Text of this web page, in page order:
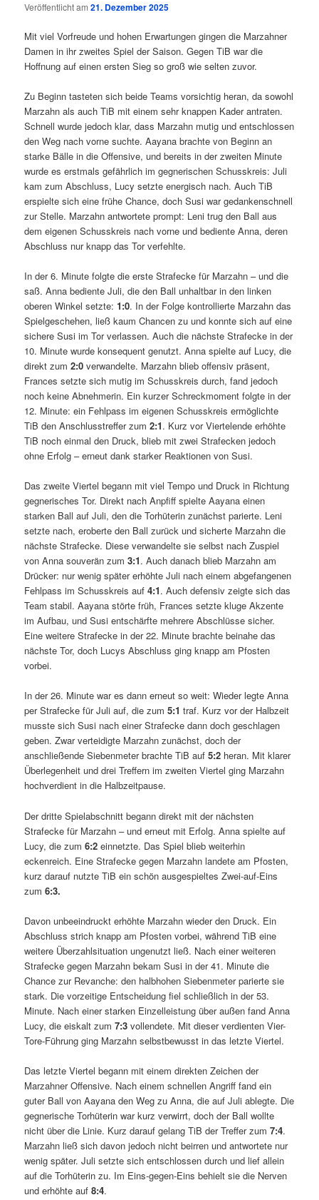
Veröffentlicht am21. Dezember 2025
Mit viel Vorfreude und hohen Erwartungen gingen die Marzahner
Damen in ihr zweites Spiel der Saison. Gegen TiB war die
Hoffnung auf einen ersten Sieg so groß wie selten zuvor.
Zu Beginn tasteten sich beide Teams vorsichtig heran, da sowohl
Marzahn als auch TiB mit einem sehr knappen Kader antraten.
Schnell wurde jedoch klar, dass Marzahn mutig und entschlossen
den Weg nach vorne suchte. Aayana brachte von Beginn an
starke Bälle in die Offensive, und bereits in der zweiten Minute
wurde es erstmals gefährlich im gegnerischen Schusskreis: Juli
kam zum Abschluss, Lucy setzte energisch nach. Auch TiB
erspielte sich eine frühe Chance, doch Susi war gedankenschnell
zur Stelle. Marzahn antwortete prompt: Leni trug den Ball aus
dem eigenen Schusskreis nach vorne und bediente Anna, deren
Abschluss nur knapp das Tor verfehlte.
In der 6. Minute folgte die erste Strafecke für Marzahn – und die
saß. Anna bediente Juli, die den Ball unhaltbar in den linken
oberen Winkel setzte:1:0. In der Folge kontrollierte Marzahn das
Spielgeschehen, ließ kaum Chancen zu und konnte sich auf eine
sichere Susi im Tor verlassen. Auch die nächste Strafecke in der
10. Minute wurde konsequent genutzt. Anna spielte auf Lucy, die
direkt zum2:0 verwandelte. Marzahn blieb offensiv präsent,
Frances setzte sich mutig im Schusskreis durch, fand jedoch
noch keine Abnehmerin. Ein kurzer Schreckmoment folgte in der
12. Minute: ein Fehlpass im eigenen Schusskreis ermöglichte
TiB den Anschlusstreffer zum2:1. Kurz vor Viertelende erhöhte
TiB noch einmal den Druck, blieb mit zwei Strafecken jedoch
ohne Erfolg – erneut dank starker Reaktionen von Susi.
Das zweite Viertel begann mit viel Tempo und Druck in Richtung
gegnerisches Tor. Direkt nach Anpfiff spielte Aayana einen
starken Ball auf Juli, den die Torhüterin zunächst parierte. Leni
setzte nach, eroberte den Ball zurück und sicherte Marzahn die
nächste Strafecke. Diese verwandelte sie selbst nach Zuspiel
von Anna souverän zum3:1. Auch danach blieb Marzahn am
Drücker: nur wenig später erhöhte Juli nach einem abgefangenen
Fehlpass im Schusskreis auf4:1. Auch defensiv zeigte sich das
Team stabil. Aayana störte früh, Frances setzte kluge Akzente
im Aufbau, und Susi entschärfte mehrere Abschlüsse sicher.
Eine weitere Strafecke in der 22. Minute brachte beinahe das
nächste Tor, doch Lucys Abschluss ging knapp am Pfosten
vorbei.
In der 26. Minute war es dann erneut so weit: Wieder legte Anna
per Strafecke für Juli auf, die zum5:1 traf. Kurz vor der Halbzeit
musste sich Susi nach einer Strafecke dann doch geschlagen
geben. Zwar verteidigte Marzahn zunächst, doch der
anschließende Siebenmeter brachte TiB auf5:2 heran. Mit klarer
Überlegenheit und drei Treffern im zweiten Viertel ging Marzahn
hochverdient in die Halbzeitpause.
Der dritte Spielabschnitt begann direkt mit der nächsten
Strafecke für Marzahn – und erneut mit Erfolg. Anna spielte auf
Lucy, die zum6:2 einnetzte. Das Spiel blieb weiterhin
eckenreich. Eine Strafecke gegen Marzahn landete am Pfosten,
kurz darauf nutzte TiB ein schön ausgespieltes Zwei-auf-Eins
zum6:3.
Davon unbeeindruckt erhöhte Marzahn wieder den Druck. Ein
Abschluss strich knapp am Pfosten vorbei, während TiB eine
weitere Überzahlsituation ungenutzt ließ. Nach einer weiteren
Strafecke gegen Marzahn bekam Susi in der 41. Minute die
Chance zur Revanche: den halbhohen Siebenmeter parierte sie
stark. Die vorzeitige Entscheidung fiel schließlich in der 53.
Minute. Nach einer starken Einzelleistung über außen fand Anna
Lucy, die eiskalt zum7:3 vollendete. Mit dieser verdienten Vier-
Tore-Führung ging Marzahn selbstbewusst in das letzte Viertel.
Das letzte Viertel begann mit einem direkten Zeichen der
Marzahner Offensive. Nach einem schnellen Angriff fand ein
guter Ball von Aayana den Weg zu Anna, die auf Juli ablegte. Die
gegnerische Torhüterin war kurz verwirrt, doch der Ball wollte
nicht über die Linie. Kurz darauf gelang TiB der Treffer zum7:4.
Marzahn ließ sich davon jedoch nicht beirren und antwortete nur
wenig später. Juli setzte sich entschlossen durch und lief allein
auf die Torhüterin zu. Im Eins-gegen-Eins behielt sie die Nerven
und erhöhte auf8:4.